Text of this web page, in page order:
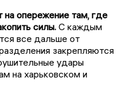
на опережение там, где
силы. С каждым
все дальше от
закрепляются
удары
на харьковском и